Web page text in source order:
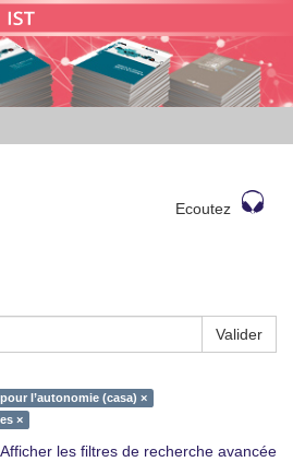
Ecoutez
Valider
l’autonomie (casa) ×
×
Afficher les filtres de recherche avancée